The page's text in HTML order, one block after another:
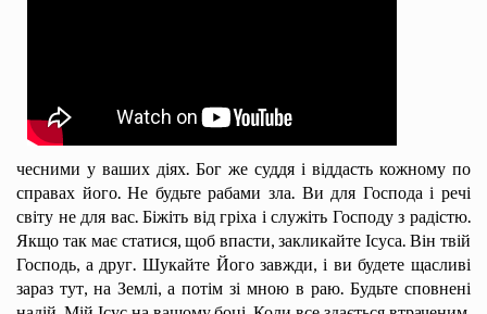
чесними у ваших діях. Бог же суддя і віддасть кожному по
справах його. Не будьте рабами зла. Ви для Господа і речі
світу не для вас. Біжіть від гріха і служіть Господу з радістю.
Якщо так має статися, щоб впасти, закликайте Ісуса. Він твій
Господь, а друг. Шукайте Його завжди, і ви будете щасливі
зараз тут, на Землі, а потім зі мною в раю. Будьте сповнені